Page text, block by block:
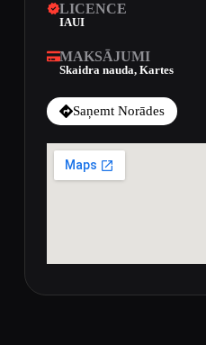
LICENCE
IAUI
MAKSĀJUMI
Skaidra nauda, Kartes
Saņemt Norādes